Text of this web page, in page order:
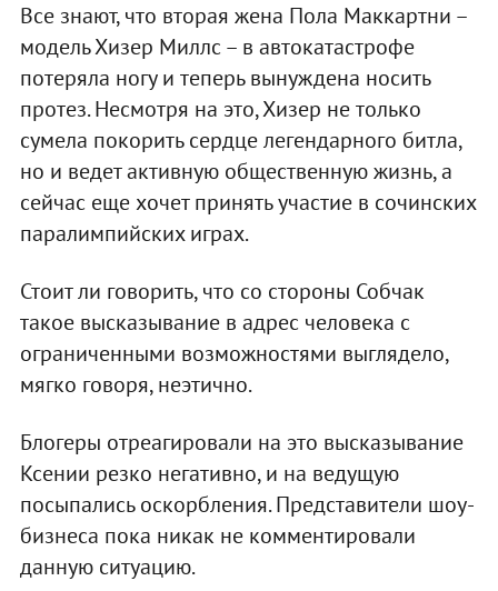
Все знают, что вторая жена Пола Маккартни –
модель Хизер Миллс – в автокатастрофе
потеряла ногу и теперь вынуждена носить
протез. Несмотря на это, Хизер не только
сумела покорить сердце легендарного битла,
но и ведет активную общественную жизнь, а
сейчас еще хочет принять участие в сочинских
паралимпийских играх.
Стоит ли говорить, что со стороны Собчак
такое высказывание в адрес человека с
ограниченными возможностями выглядело,
мягко говоря, неэтично.
Блогеры отреагировали на это высказывание
Ксении резко негативно, и на ведущую
посыпались оскорбления. Представители шоу-
бизнеса пока никак не комментировали
данную ситуацию.